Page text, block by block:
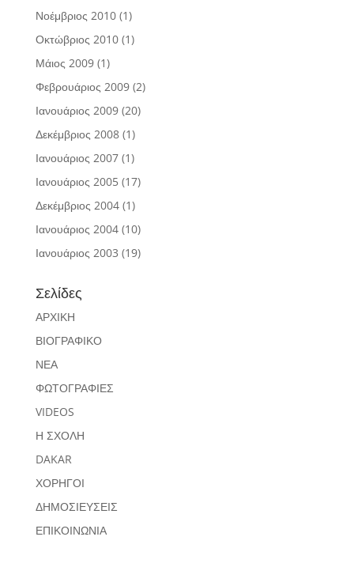
Νοέμβριος 2010(1)
Οκτώβριος 2010(1)
Μάιος 2009(1)
Φεβρουάριος 2009(2)
Ιανουάριος 2009(20)
Δεκέμβριος 2008(1)
Ιανουάριος 2007(1)
Ιανουάριος 2005(17)
Δεκέμβριος 2004(1)
Ιανουάριος 2004(10)
Ιανουάριος 2003 (19)
Σελίδες
ΑΡΧΙΚΗ
ΒΙΟΓΡΑΦΙΚΟ
ΝΕΑ
ΦΩΤΟΓΡΑΦΙΕΣ
VIDEOS
Η ΣΧΟΛΗ
DAKAR
ΧΟΡΗΓΟΙ
ΔΗΜΟΣΙΕΥΣΕΙΣ
ΕΠΙΚΟΙΝΩΝΙΑ